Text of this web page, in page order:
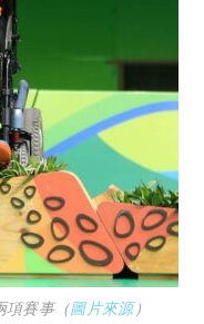
項賽事（圖片來源）